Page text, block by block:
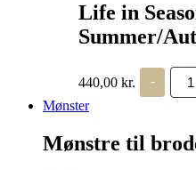
Life in
Summer/
440,00 kr. -
Life
Mønster
Mønstre til